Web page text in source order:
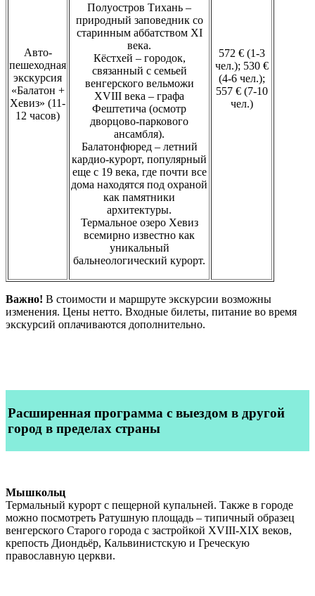
Авто-
пешеходная
экскурсия
«Балатон +
Хевиз» (11-
12 часов)
Полуостров Тихань –
природный заповедник со
старинным аббатством XI
века.
Кёстхей – городок,
связанный с семьей
венгерского вельможи
XVIII века – графа
Фештетича (осмотр
дворцово-паркового
ансамбля).
Балатонфюред – летний
кардио-курорт, популярный
еще с 19 века, где почти все
дома находятся под охраной
как памятники
архитектуры.
Термальное озеро Хевиз
всемирно известно как
уникальный
бальнеологический курорт.
572 € (1-3
чел.); 530 €
(4-6 чел.);
557 € (7-10
чел.)
Важно! В стоимости и маршруте экскурсии возможны
изменения. Цены нетто. Входные билеты, питание во время
экскурсий оплачиваются дополнительно.
Расширенная программа с выездом в другой
город в пределах страны
Мышкольц
Термальный курорт с пещерной купальней. Также в городе
можно посмотреть Ратушную площадь – типичный образец
венгерского Старого города с застройкой XVIII-XIX веков,
крепость Диондьёр, Кальвинистскую и Греческую
православную церкви.